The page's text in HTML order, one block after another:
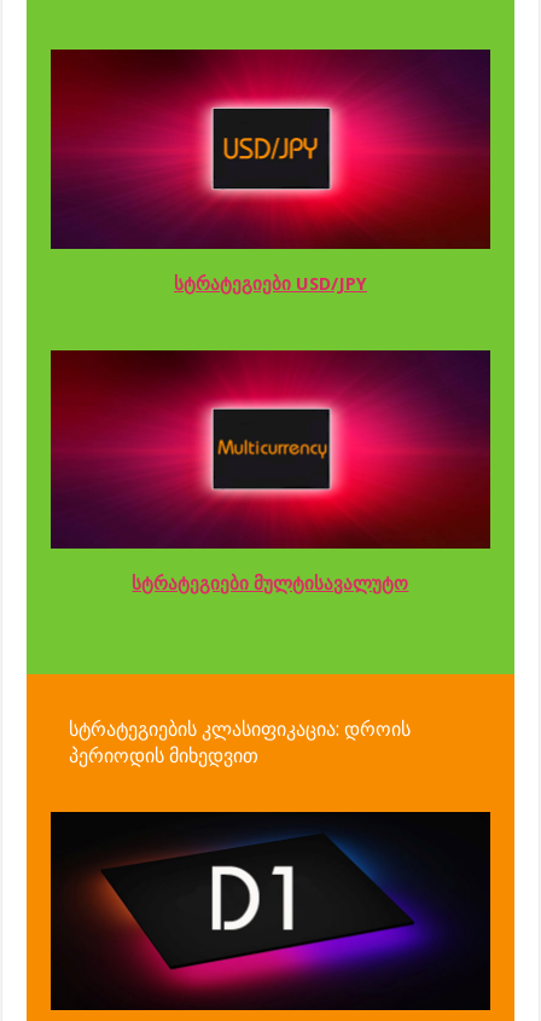
სტრატეგიები USD/JPY
სტრატეგიები მულტისავალუტო
სტრატეგიების კლასიფიკაცია: დროის
პერიოდის მიხედვით